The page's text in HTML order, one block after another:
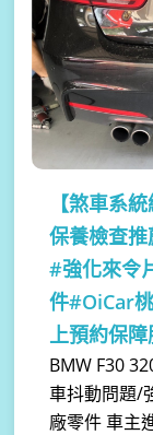
【煞車系統
保養檢查
#強化來令
件#OiCar
上預約保
BMW F30
車抖動問題/
廠零件 車主